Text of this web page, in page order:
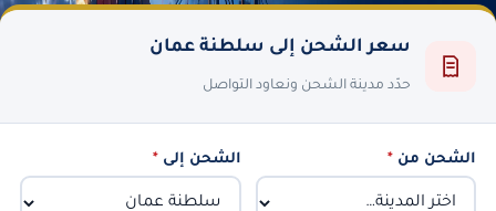
سعر الشحن إلى سلطنة عمان
حدّد مدينة الشحن ونعاود التواصل
الشحن من * الشحن إلى*